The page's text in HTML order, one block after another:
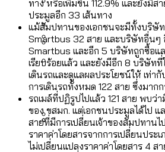
กทม. มีอำนาจแค่ไหน
ที่อาศัยอยู่ในกรุงเทพฯ
งบระบายน้ำ-ป้องกันน้
2569) ของ กทม. ในยุ
ทำอะไรบ้าง
กรุงเทพฯ เมืองคอนเสิ
คอนเสิร์ตและแฟนมีต
งาน ตั้งแต่ปี 2023-
ปีนกำแพงส่องซีรีส์จีน
Bangkok Index
สำรวจงบประมาณราย
ผ่าน Bangkok Index
สำรวจรายได้จากการจั
กรุงเทพฯ เมืองสังค
กรุงเทพฯ เมืองสังคมผู้
คนตายมากกว่าคนเกิด
สูงอายุระดับสุดยอด
[ข้อมูลดิบ]
คำนำหน้านามและกฎหม
[ข้อมูลดิบ]
กรุงเทพฯ เมืองสังค
ทาง หรือเพิ่มขึ้น 112.9% และยังมีส
ประมูลอีก 33 เส้นทาง
แม้สัมปทานของเอกชนจะมีทั้งบริษั
Smartbus 32 สาย และบริษัทอื่น
Smartbus และอีก 5 บริษัทถูกซื้อแ
เรียบร้อยแล้ว และยังมีอีก 8 บริษัท
เดินรถและดูแลผลประโยชน์ให้ เท่า
การเดินรถทั้งหมด 122 สาย ซึ่งมาก
รถเมล์ที่ปฏิรูปไปแล้ว 121 สาย พบว่
ของ ขสมก. แต่เอกชนประมูลได้ไป
สายที่มีการเปลี่ยนเจ้าของสัมปทาน
ราคาค่าโดยสารจากการเปลี่ยนประ
ไม่เปลี่ยนแปลงราคาค่าโดยสาร 4 สา